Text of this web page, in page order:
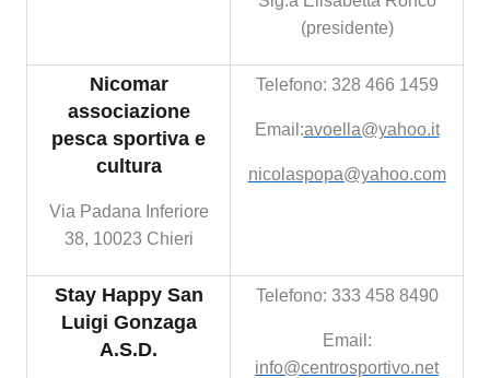
(presidente)
Nicomar
associazione
pesca sportiva e
cultura
Via Padana Inferiore
38, 10023 Chieri
Telefono: 328 466 1459
Email:avoella@yahoo.it
nicolaspopa@yahoo.com
Stay Happy San
Luigi Gonzaga
A.S.D.
Telefono: 333 458 8490
Email:
info@centrosportivo.net